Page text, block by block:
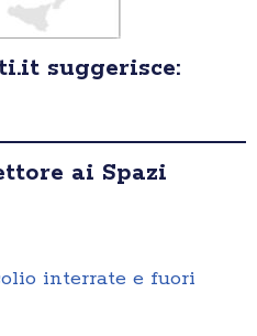
suggerisce:
ai Spazi
interrate e fuori